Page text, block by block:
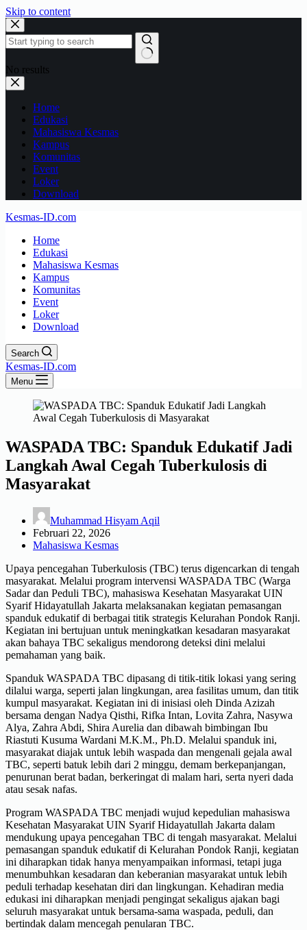
Skip to content
No results
Home
Edukasi
Mahasiswa Kesmas
Kampus
Komunitas
Event
Loker
Download
Kesmas-ID.com
Home
Edukasi
Mahasiswa Kesmas
Kampus
Komunitas
Event
Loker
Download
Search
Kesmas-ID.com
Menu
WASPADA TBC: Spanduk Edukatif Jadi
Langkah Awal Cegah Tuberkulosis di
Masyarakat
Muhammad Hisyam Aqil
Februari 22, 2026
Mahasiswa Kesmas
Upaya pencegahan Tuberkulosis (TBC) terus digencarkan di tengah
masyarakat. Melalui program intervensi WASPADA TBC (Warga
Sadar dan Peduli TBC), mahasiswa Kesehatan Masyarakat UIN
Syarif Hidayatullah Jakarta melaksanakan kegiatan pemasangan
spanduk edukatif di berbagai titik strategis Kelurahan Pondok Ranji.
Kegiatan ini bertujuan untuk meningkatkan kesadaran masyarakat
akan bahaya TBC sekaligus mendorong deteksi dini melalui
pemahaman yang baik.
Spanduk WASPADA TBC dipasang di titik-titik lokasi yang sering
dilalui warga, seperti jalan lingkungan, area fasilitas umum, dan titik
kumpul masyarakat. Kegiatan ini di inisiasi oleh Dinda Azizah
bersama dengan Nadya Qisthi, Rifka Intan, Lovita Zahra, Nasywa
Alya, Zahra Abdi, Shira Aurelia dan dibawah bimbingan Ibu
Riastuti Kusuma Wardani M.K.M., Ph.D. Melalui spanduk ini,
masyarakat diajak untuk lebih waspada dan mengenali gejala awal
TBC, seperti batuk lebih dari 2 minggu, demam berkepanjangan,
penurunan berat badan, berkeringat di malam hari, serta nyeri dada
atau sesak nafas.
Program WASPADA TBC menjadi wujud kepedulian mahasiswa
Kesehatan Masyarakat UIN Syarif Hidayatullah Jakarta dalam
mendukung upaya pencegahan TBC di tengah masyarakat. Melalui
pemasangan spanduk edukatif di Kelurahan Pondok Ranji, kegiatan
ini diharapkan tidak hanya menyampaikan informasi, tetapi juga
menumbuhkan kesadaran dan keberanian masyarakat untuk lebih
peduli terhadap kesehatan diri dan lingkungan. Kehadiran media
edukasi ini diharapkan menjadi pengingat sekaligus ajakan bagi
seluruh masyarakat untuk bersama-sama waspada, peduli, dan
bertindak dalam mencegah penularan TBC.